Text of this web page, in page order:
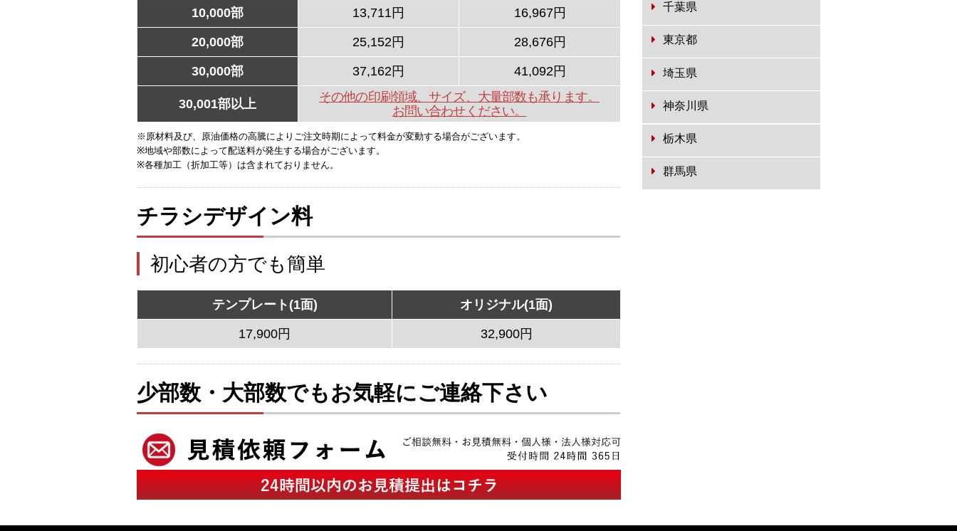
10,000部 13,711円 16,967円
20,000部 25,152円 28,676円
30,000部 37,162円 41,092円
30,001部以上
その他の印刷領域、サイズ、大量部数も承ります。
お問い合わせください。
※原材料及び、原油価格の高騰によりご注文時期によって料金が変動する場合がございます。
※地域や部数によって配送料が発生する場合がございます。
※各種加工（折加工等）は含まれておりません。
チラシデザイン料
初心者の方でも簡単
テンプレート(1面) オリジナル(1面)
17,900円 32,900円
少部数・大部数でもお気軽にご連絡下さい
千葉県
東京都
埼玉県
神奈川県
栃木県
群馬県